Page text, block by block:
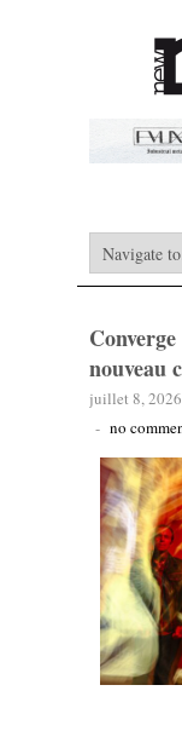
nouveau
juillet 8, 2026
- no